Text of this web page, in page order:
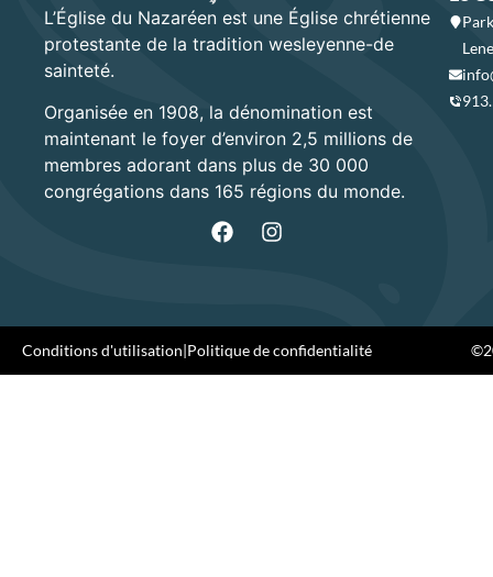
L’Église du Nazaréen est une Église chrétienne
protestante de la tradition wesleyenne-de
sainteté.
Organisée en 1908, la dénomination est
maintenant le foyer d’environ 2,5 millions de
membres adorant dans plus de 30 000
congrégations dans 165 régions du monde.
Conditions d'utilisation|Politique de confidentialité